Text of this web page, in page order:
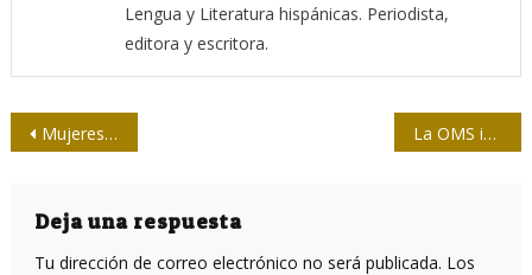
Lengua y Literatura hispánicas. Periodista,
editora y escritora.
Navegación
entradas
Mujeres patrimoniales del Camagüey La OMS insiste en garantizar información veraz sobre coronavirus
Deja una respuesta
Tu dirección de correo electrónico no será publicada. Los